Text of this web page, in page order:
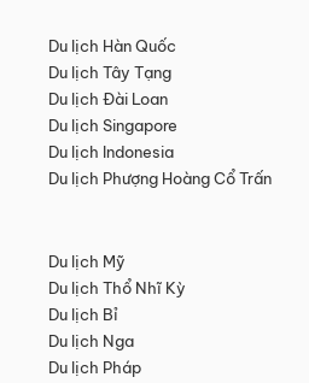
Du lịch Hàn Quốc
Du lịch Tây Tạng
Du lịch Đài Loan
Du lịch Singapore
Du lịch Indonesia
Du lịch Phượng Hoàng Cổ Trấn
Du lịch Mỹ
Du lịch Thổ Nhĩ Kỳ
Du lịch Bỉ
Du lịch Nga
Du lịch Pháp